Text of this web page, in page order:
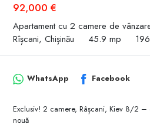
92,000 €
Apartament cu 2 camere de
Rîșcani, Chișinău
45.9 mp
WhatsApp Facebook
Exclusiv! 2 camere, Râșcani, Kiev 8/2
nouă